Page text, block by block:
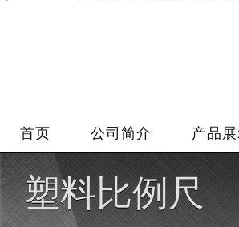
首页 公司简介 产品
塑料比例尺